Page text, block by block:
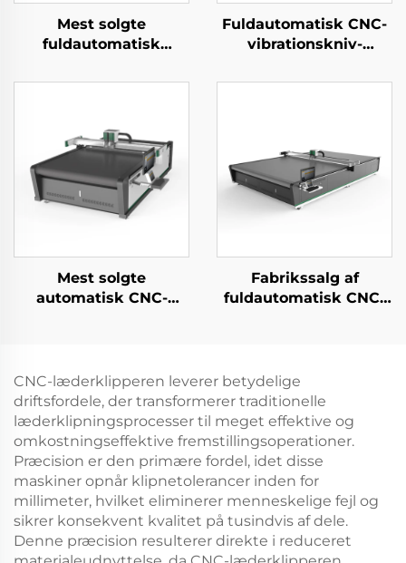
Mest solgte
fuldautomatisk
stofklippemaskine,
Fuldautomatisk CNC-
vibrationskniv-
ægte læder
Mest solgte
automatisk CNC-
Fabrikssalg af
fuldautomatisk CNC-
CNC-læderklipperen leverer betydelige
driftsfordele, der transformerer traditionelle
læderklipningsprocesser til meget effektive og
omkostningseffektive fremstillingsoperationer.
Præcision er den primære fordel, idet disse
maskiner opnår klipnetolerancer inden for
millimeter, hvilket eliminerer menneskelige fejl og
sikrer konsekvent kvalitet på tusindvis af dele.
Denne præcision resulterer direkte i reduceret